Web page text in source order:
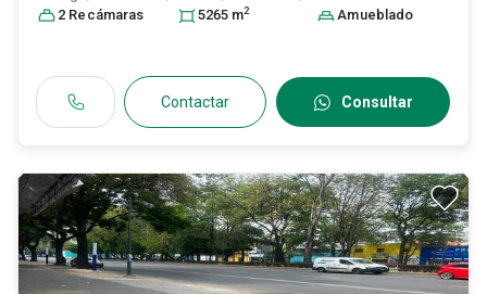
2 Recámaras 5265 m2 Amueblado
Contactar Consultar